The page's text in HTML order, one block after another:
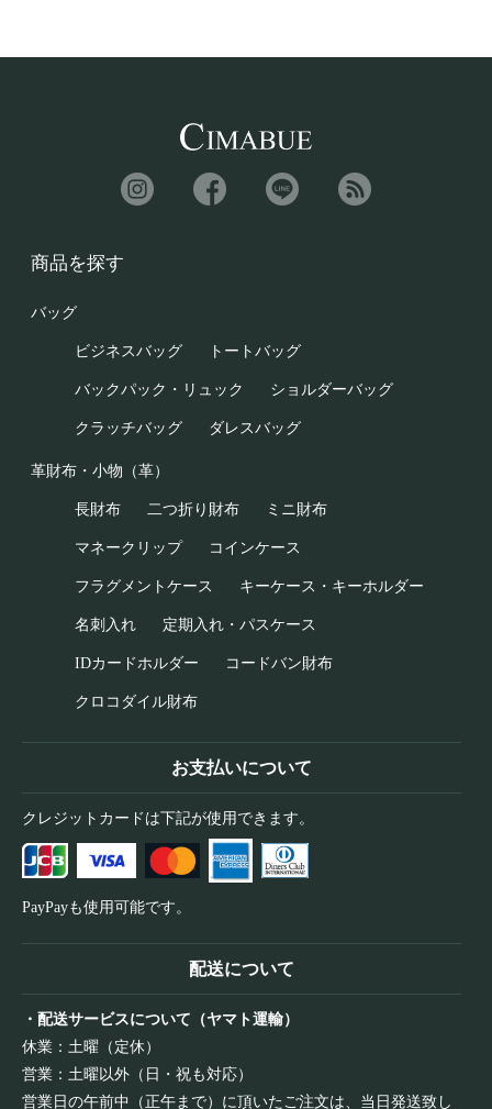
商品を探す
バッグ
ビジネスバッグ トートバッグ
バックパック・リュック ショルダーバッグ
クラッチバッグ ダレスバッグ
革財布・小物（革）
長財布 二つ折り財布 ミニ財布
マネークリップ コインケース
フラグメントケース キーケース・キーホルダー
名刺入れ 定期入れ・パスケース
IDカードホルダー コードバン財布
クロコダイル財布
お支払いについて
クレジットカードは下記が使用できます。
PayPayも使用可能です。
配送について
・配送サービスについて（ヤマト運輸）
休業：土曜（定休）
営業：土曜以外（日・祝も対応）
営業日の午前中（正午まで）に頂いたご注文は、当日発送致し